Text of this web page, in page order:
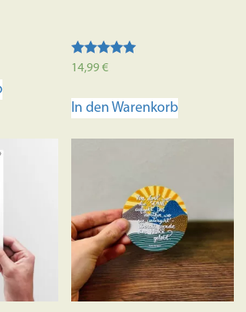
Bewertet mit
14,99€
In den Warenkorb